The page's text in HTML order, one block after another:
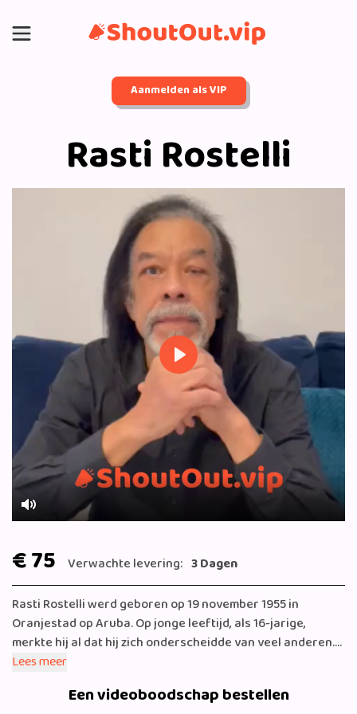
Aanmelden als VIP
Rasti Rostelli
Mute
Play
€ 75 Verwachte levering: 3 Dagen
Rasti Rostelli werd geboren op 19 november 1955 in
Oranjestad op Aruba. Op jonge leeftijd, als 16-jarige,
merkte hij al dat hij zich onderscheidde van veel anderen.
Beelden in zijn gedachten werden werkelijkheid. Toch zou
hoeveel mensen hij hiermee van dienst kon zijn. Rasti
Lees meer
Een videoboodschap bestellen